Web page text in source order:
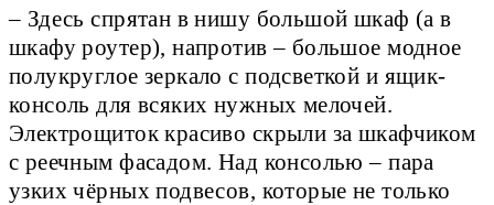
– Здесь спрятан в нишу большой шкаф (а в
шкафу роутер), напротив – большое модное
полукруглое зеркало с подсветкой и ящик-
консоль для всяких нужных мелочей.
Электрощиток красиво скрыли за шкафчиком
с реечным фасадом. Над консолью – пара
узких чёрных подвесов, которые не только